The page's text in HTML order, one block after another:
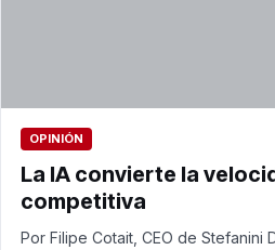
OPINIÓN
La IA convierte la
competitiva
Por Filipe Cotait, CEO de Stefanini